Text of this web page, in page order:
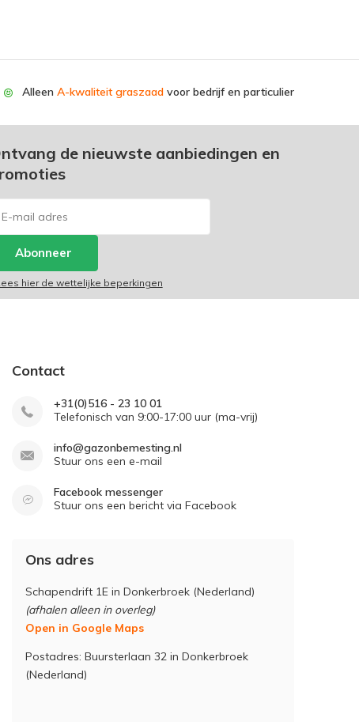
Alleen A-kwaliteit graszaad voor bedrijf en particulier
de nieuwste aanbiedingen en
Abonneer
hier de wettelijke beperkingen
Contact
+31(0)516 - 23 10 01
Telefonisch van 9:00-17:00 uur (ma-vrij)
info@gazonbemesting.nl
Stuur ons een e-mail
Facebook messenger
Stuur ons een bericht via Facebook
Ons adres
Schapendrift 1E in Donkerbroek (Nederland)
(afhalen alleen in overleg)
Open in Google Maps
Postadres: Buursterlaan 32 in Donkerbroek
(Nederland)